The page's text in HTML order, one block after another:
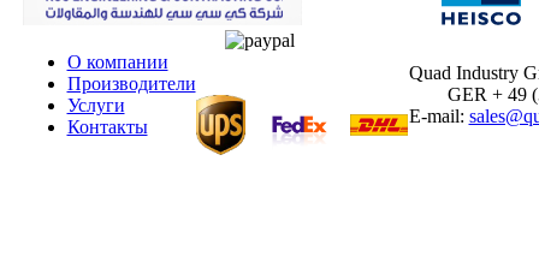
О компании
Производители
Услуги
Контакты
Quad Industry
GER + 49
E-mail: